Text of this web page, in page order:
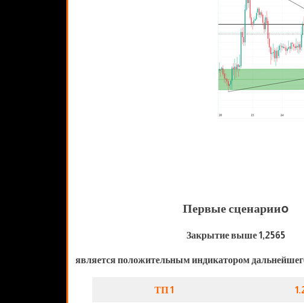
Первые сценарииo
Закрытие выше 1,2565
является положительным индикатором
ТП 1